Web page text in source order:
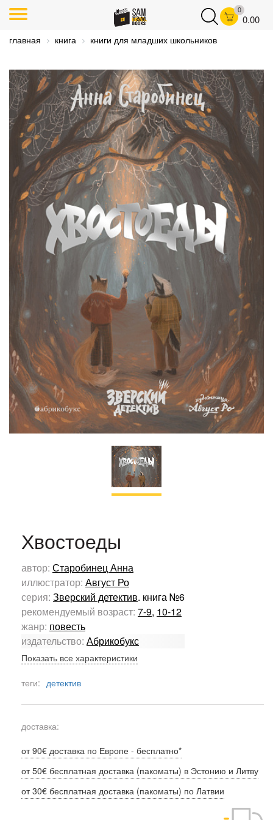
0
0.00
главная книга книги для младших школьников
Хвостоеды
автор: Старобинец Анна
иллюстратор: Август Ро
серия: Зверский детектив. книга №6
рекомендуемый возраст: 7-9, 10-12
жанр: повесть
издательство: Абрикобукс
Показать все характеристики
теги: детектив
доставка:
от 90€ доставка по Европе - бесплатно*
от 50€ бесплатная доставка (пакоматы) в Эстонию и Литву
от 30€ бесплатная доставка (пакоматы) по Латвии